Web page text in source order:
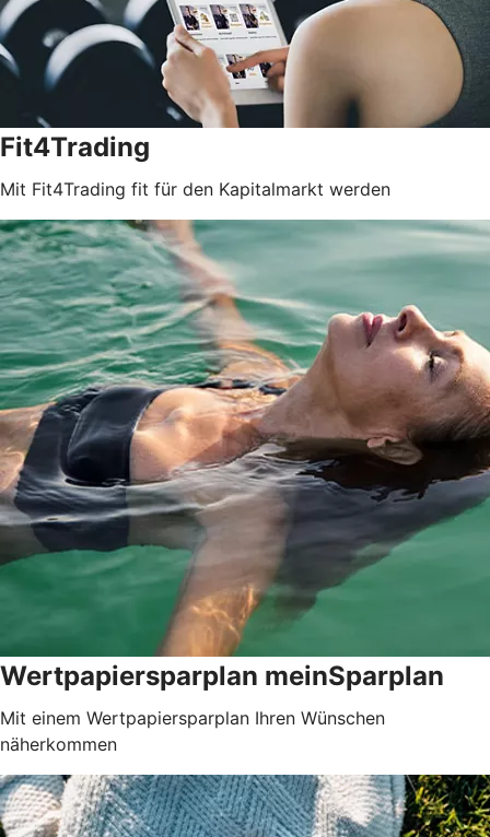
Fit4Trading
Mit Fit4Trading fit für den Kapitalmarkt werden
Wertpapiersparplan meinSparplan
Mit einem Wertpapiersparplan Ihren Wünschen
näherkommen